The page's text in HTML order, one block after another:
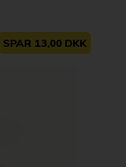
SPAR 13,00 DKK